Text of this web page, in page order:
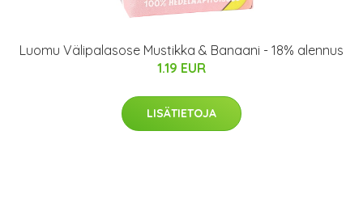
Luomu Välipalasose Mustikka & Banaani - 18% alennus
1.19 EUR
LISÄTIETOJA